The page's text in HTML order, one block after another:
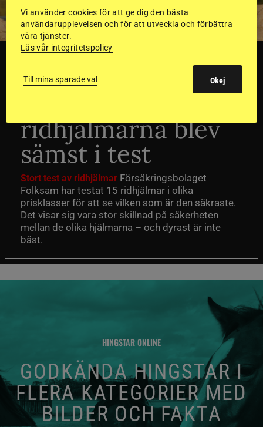
SVERIGE
ridhjälmarna blev
sämst i test
Stort test av ridhjälmar Försäkringsbolaget
Folksam har testat 15 ridhjälmar i olika
prisklasser för att se vilken som är den säkraste.
Det visar sig vara stor skillnad på säkerheten
mellan de olika hjälmarna – och dyrast är inte
bäst.
HINGSTAR ONLINE
GODKÄNDA HINGSTAR I
FLERA KATEGORIER MED
BILDER OCH FAKTA
Vi använder cookies för att ge dig den bästa
användarupplevelsen och för att utveckla och förbättra
våra tjänster.
Läs vår integritetspolicy
Till mina sparade val Okej